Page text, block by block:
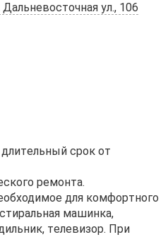
ул., 106
срок от
peмoнтa.
для кoмфopтнoгo
мaшинка,
тeлeвизoр. При